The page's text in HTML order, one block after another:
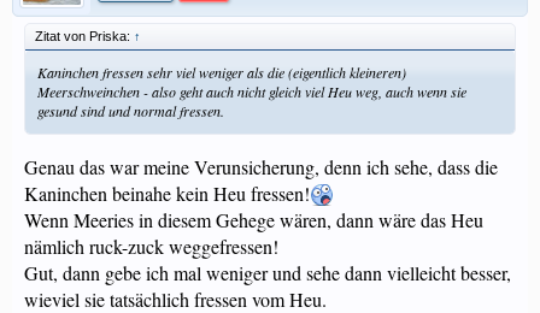
Zitat von Priska: ↑
Kaninchen fressen sehr viel weniger als die (eigentlich kleineren)
Meerschweinchen - also geht auch nicht gleich viel Heu weg, auch wenn sie
gesund sind und normal fressen.
Genau das war meine Verunsicherung, denn ich sehe, dass die
Kaninchen beinahe kein Heu fressen!
Wenn Meeries in diesem Gehege wären, dann wäre das Heu
nämlich ruck-zuck weggefressen!
Gut, dann gebe ich mal weniger und sehe dann vielleicht besser,
wieviel sie tatsächlich fressen vom Heu.